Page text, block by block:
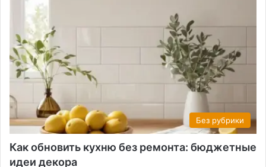
Без рубрики
Как обновить кухню без ремонта: бюджетные
идеи декора